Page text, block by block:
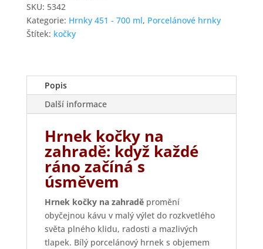
SKU: 5342
Kategorie: Hrnky 451 - 700 ml, Porcelánové hrnky
Štítek: kočky
Popis
Další informace
Hrnek kočky na
zahradě: když každé
ráno začíná s
úsměvem
Hrnek kočky na zahraděpromění
obyčejnou kávu v malý výlet do rozkvetlého
světa plného klidu, radosti a mazlivých
tlapek. Bílý porcelánový hrnek s objemem